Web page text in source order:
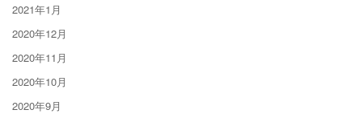
2021年1月
2020年12月
2020年11月
2020年10月
2020年9月